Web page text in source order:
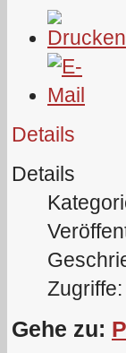
Details
Details
Gehe zu: